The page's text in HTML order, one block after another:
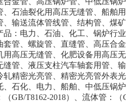
、石油裂化用高压无缝管、船舶
输送流体管线管、结构管、 煤
品：电力、石油、化工、锅炉行
套管、螺旋管、直缝管、高压合
用高压无缝管、化肥设备用高压
缝管、液压支柱汽车轴套用管、
轧精密光亮管、精密光亮管外表
、石化、电力、船舶、中低压锅
GB/T8162-2018）、流体管：（